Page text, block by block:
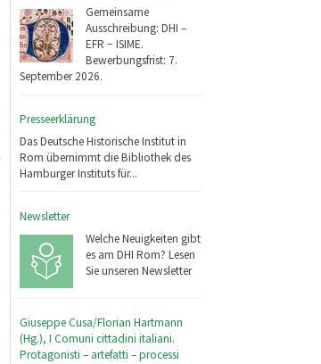
Gemeinsame
Ausschreibung: DHI –
EFR − ISIME.
Bewerbungsfrist: 7.
September 2026.
Presseerklärung
Das Deutsche Historische Institut in
Rom übernimmt die Bibliothek des
Hamburger Instituts für...
Newsletter
Welche Neuigkeiten gibt
es am DHI Rom? Lesen
Sie unseren Newsletter
Giuseppe Cusa/Florian Hartmann
(Hg.), I Comuni cittadini italiani.
Protagonisti – artefatti – processi